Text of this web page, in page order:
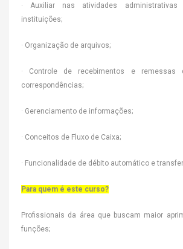
· Auxiliar nas atividades
instituições;
· Organização de arquivos;
· Controle de recebimentos e remessas
correspondências;
· Gerenciamento de informações;
· Conceitos de Fluxo de Caixa;
· Funcionalidade de débito automático e
Para quem é este curso?
Profissionais da área que buscam maior
funções;